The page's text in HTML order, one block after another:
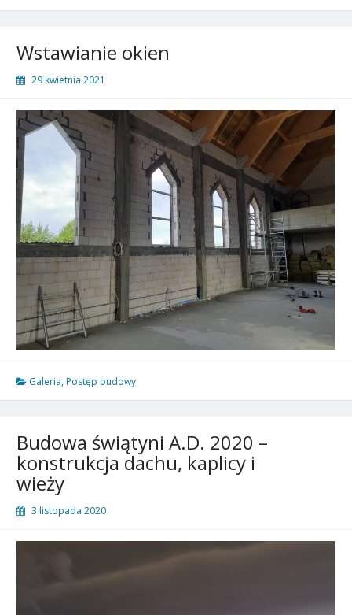
Wstawianie okien
29 kwietnia 2021
Galeria, Postęp budowy
Budowa świątyni A.D. 2020 –
konstrukcja dachu, kaplicy i
wieży
3 listopada 2020